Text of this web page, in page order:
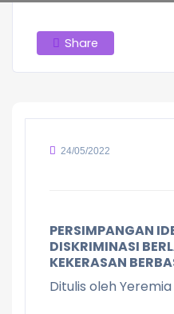
Share
24/05/2022
PERSIMPANGAN
DISKRIMINASI
KEKERASAN
Ditulis oleh Yeremia